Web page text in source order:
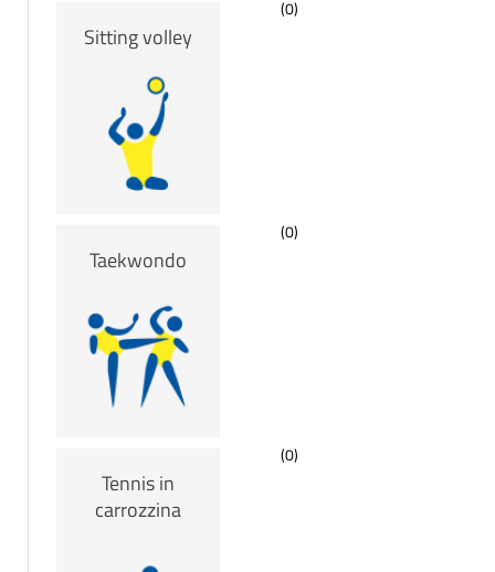
Sitting volley
(0)
Taekwondo
(0)
Tennis in
carrozzina
(0)